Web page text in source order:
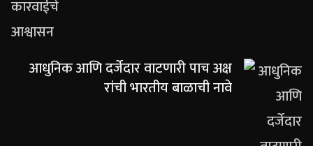
आधुनिक आणि दर्जेदार वाटणारी पाच अक्ष
रांची भारतीय बाळाची नावे